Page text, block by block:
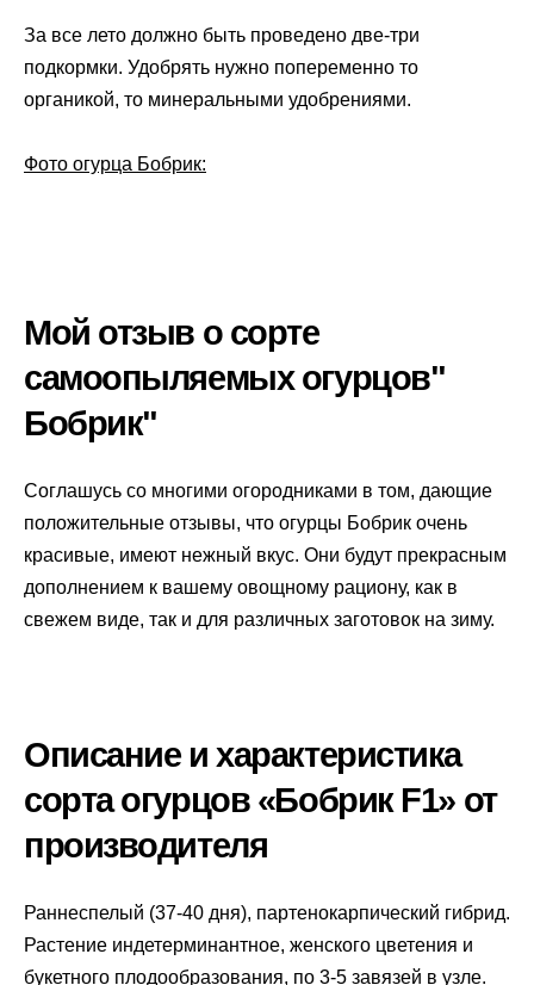
За все лето должно быть проведено две-три
подкормки. Удобрять нужно попеременно то
органикой, то минеральными удобрениями.
Фото огурца Бобрик:
Мой отзыв о сорте
самоопыляемых огурцов"
Бобрик"
Соглашусь со многими огородниками в том, дающие
положительные отзывы, что огурцы Бобрик очень
красивые, имеют нежный вкус. Они будут прекрасным
дополнением к вашему овощному рациону, как в
свежем виде, так и для различных заготовок на зиму.
Описание и характеристика
сорта огурцов «Бобрик F1» от
производителя
Раннеспелый (37-40 дня), партенокарпический гибрид.
Растение индетерминантное, женского цветения и
букетного плодообразования, по 3-5 завязей в узле.